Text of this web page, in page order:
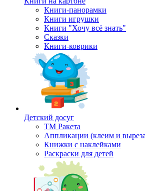
Книги-панорамки
Книги игрушки
Книги "Хочу всё знать"
Сказки
Книги-коврики
Детский досуг
ТМ Ракета
Аппликации (клеим и
Книжки с наклейками
Раскраски для детей